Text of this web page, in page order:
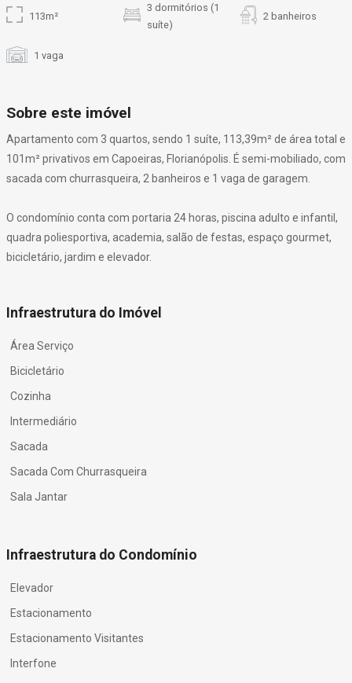
113m²
3 dormitórios (1
suíte)
2 banheiros
1 vaga
Sobre este imóvel
Apartamento com 3 quartos, sendo 1 suíte, 113,39m² de área total e
101m² privativos em Capoeiras, Florianópolis. É semi-mobiliado, com
sacada com churrasqueira, 2 banheiros e 1 vaga de garagem.
O condomínio conta com portaria 24 horas, piscina adulto e infantil,
quadra poliesportiva, academia, salão de festas, espaço gourmet,
bicicletário, jardim e elevador.
Infraestrutura do Imóvel
Área Serviço
Bicicletário
Cozinha
Intermediário
Sacada
Sacada Com Churrasqueira
Sala Jantar
Infraestrutura do Condomínio
Elevador
Estacionamento
Estacionamento Visitantes
Interfone